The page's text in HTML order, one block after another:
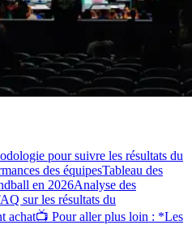
pour suivre les résultats du
des équipesTableau des
en 2026Analyse des
sur les résultats du
achat📺 Pour aller plus loin : *Les